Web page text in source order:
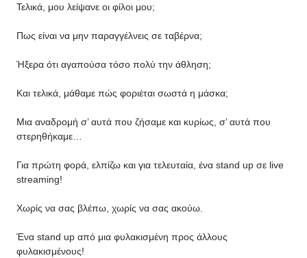
Τελικά, μου λείψανε οι φίλοι μου;
Πως είναι να μην παραγγέλνεις σε ταβέρνα;
Ήξερα ότι αγαπούσα τόσο πολύ την άθληση;
Και τελικά, μάθαμε πώς φοριέται σωστά η μάσκα;
Μια αναδρομή σ’ αυτά που ζήσαμε και κυρίως, σ’ αυτά που
στερηθήκαμε…
Για πρώτη φορά, ελπίζω και για τελευταία, ένα stand up σε live
streaming!
Χωρίς να σας βλέπω, χωρίς να σας ακούω.
Ένα stand up από μια φυλακισμένη προς άλλους
φυλακισμένους!